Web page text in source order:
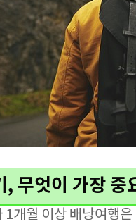
무엇이 가장 중
개월 이상 배낭여행